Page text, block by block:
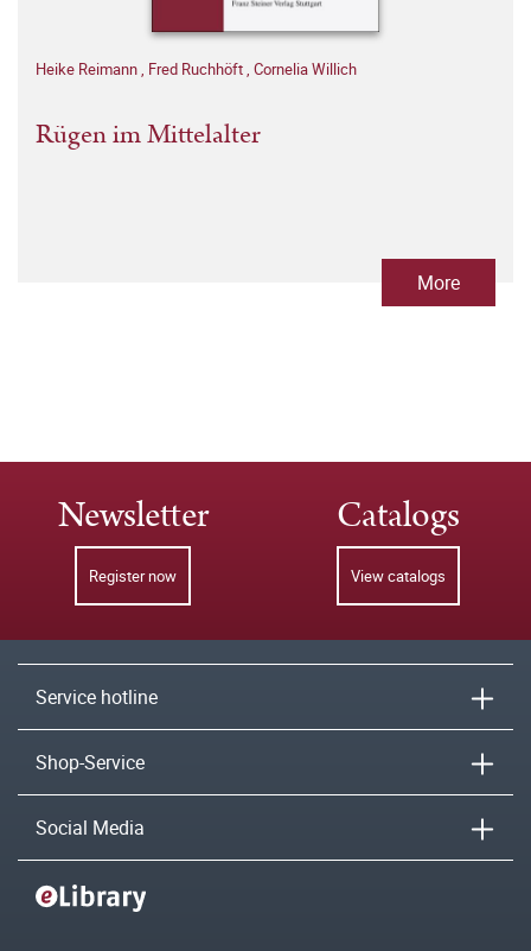
Heike Reimann, Fred Ruchhöft, Cornelia Willich
Rügen im Mittelalter
More
Newsletter
Register now
Catalogs
View catalogs
Service hotline
Shop-Service
Social Media